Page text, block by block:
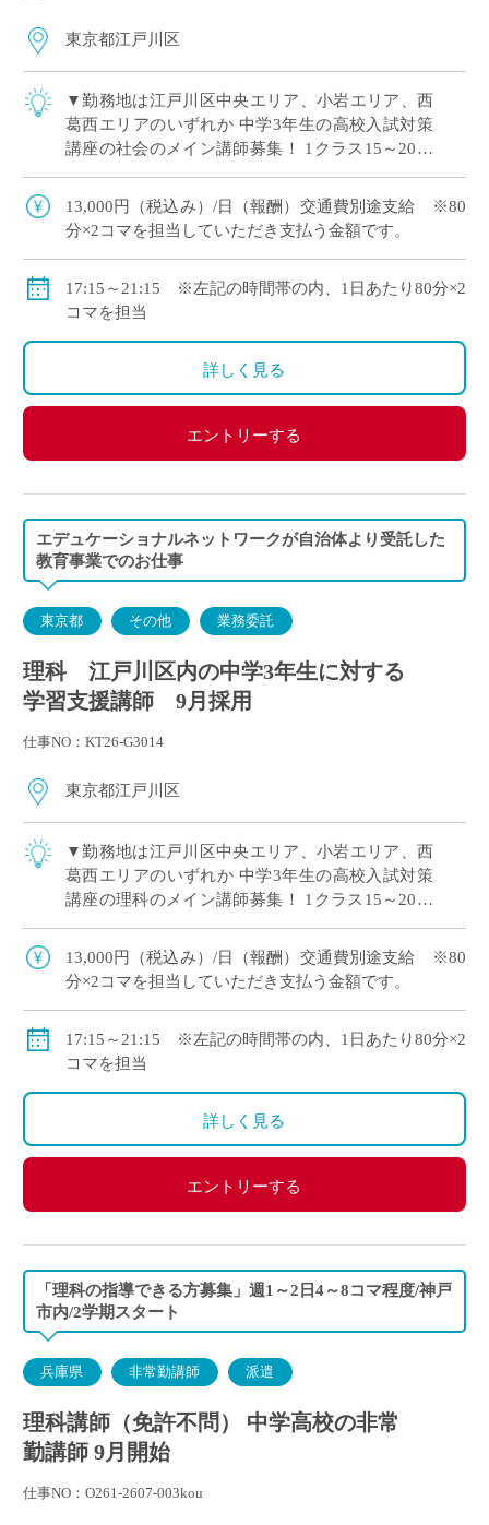
東京都江戸川区
▼勤務地は江戸川区中央エリア、小岩エリア、西
葛西エリアのいずれか 中学3年生の高校入試対策
講座の社会のメイン講師募集！ 1クラス15～20名
師と連携をして高校受験に向けた学習 […]
13,000円（税込み）/日（報酬）交通費別途支給 ※80
分×2コマを担当していただき支払う金額です。
17:15～21:15 ※左記の時間帯の内、1日あたり80分×2
コマを担当
詳しく見る
エントリーする
エデュケーショナルネットワークが自治体より受託した
教育事業でのお仕事
東京都 その他 業務委託
理科 江戸川区内の中学3年生に対する
学習支援講師 9月採用
仕事NO：KT26-G3014
東京都江戸川区
▼勤務地は江戸川区中央エリア、小岩エリア、西
葛西エリアのいずれか 中学3年生の高校入試対策
講座の理科のメイン講師募集！ 1クラス15～20名
師と連携をして高校受験に向けた学習 […]
13,000円（税込み）/日（報酬）交通費別途支給 ※80
分×2コマを担当していただき支払う金額です。
17:15～21:15 ※左記の時間帯の内、1日あたり80分×2
コマを担当
詳しく見る
エントリーする
「理科の指導できる方募集」週1～2日4～8コマ程度/神戸
市内/2学期スタート
兵庫県 非常勤講師 派遣
理科講師（免許不問） 中学高校の非常
勤講師 9月開始
仕事NO：O261-2607-003kou